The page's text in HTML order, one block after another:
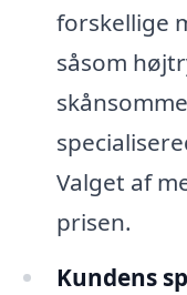
forskellige
såsom
Valget af
prisen.
Kundens